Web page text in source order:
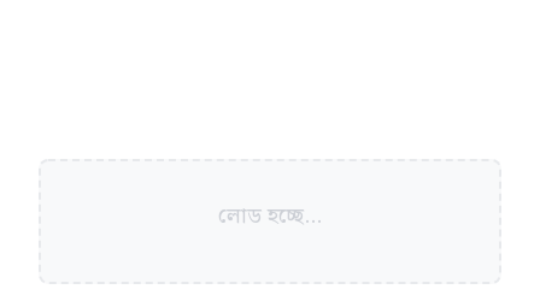
লোড হচ্ছে...